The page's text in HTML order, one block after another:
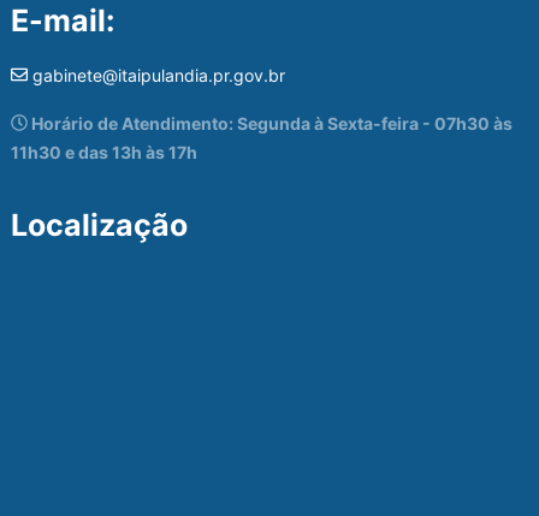
E-mail:
gabinete@itaipulandia.pr.gov.br
Horário de Atendimento: Segunda à Sexta-feira - 07h30 às
11h30 e das 13h às 17h
Localização